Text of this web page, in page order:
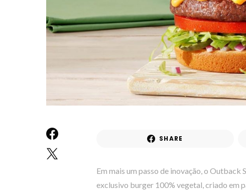
SHARE
Em mais um passo de inovação, o
exclusivo burger 100% vegetal, criado em